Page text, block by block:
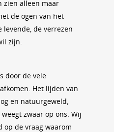
zien alleen maar
de ogen van het
levende, de verrezen
zijn.
door de vele
Het lijden van
en natuurgeweld,
zwaar op ons. Wij
op de vraag waarom